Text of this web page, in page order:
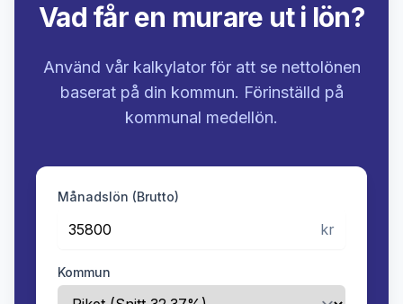
Vad får en murare ut i lön?
Använd vår kalkylator för att se nettolönen
baserat på din kommun. Förinställd på
kommunal medellön.
Månadslön (Brutto)
kr
Kommun